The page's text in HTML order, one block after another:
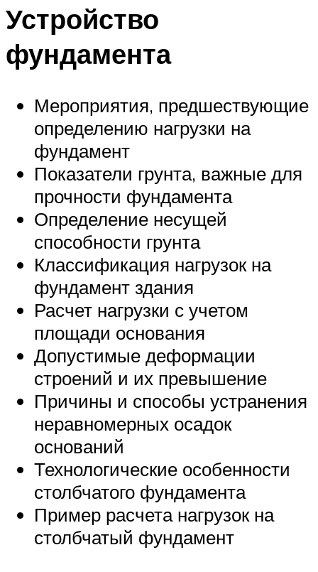
Устройство
фундамента
Мероприятия, предшествующие
определению нагрузки на
фундамент
Показатели грунта, важные для
прочности фундамента
Определение несущей
способности грунта
Классификация нагрузок на
фундамент здания
Расчет нагрузки с учетом
площади основания
Допустимые деформации
строений и их превышение
Причины и способы устранения
неравномерных осадок
оснований
Технологические особенности
столбчатого фундамента
Пример расчета нагрузок на
столбчатый фундамент